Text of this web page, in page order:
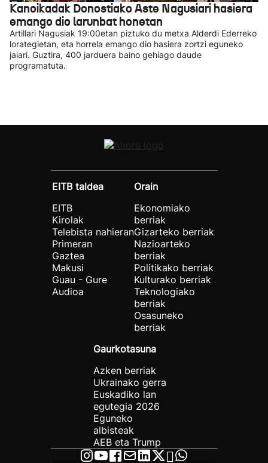
Kanoikadak Donostiako Aste Nagusiari hasiera
emango dio larunbat honetan
Artillari Nagusiak 19:00etan piztuko du metxa Alderdi Ederreko
lorategietan, eta horrela emango dio hasiera zortzi eguneko
jaiari. Guztira, 400 jarduera baino gehiago daude
programatuta.
EITB taldea
EITB
Kirolak
Telebista nahieran
Primeran
Gaztea
Makusi
Guau - Gure
Audioa
Orain
Ekonomiako
berriak
Gizarteko berriak
Nazioarteko
berriak
Politikako berriak
Kulturako berriak
Teknologiako
berriak
Osasuneko
berriak
Gaurkotasuna
Azken berriak
Ukrainako gerra
Euskadiko lan
egutegia 2026
Eguneko
albisteak
AEB eta Trump